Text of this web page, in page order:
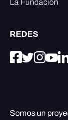
La Fundación
REDES
Somos un